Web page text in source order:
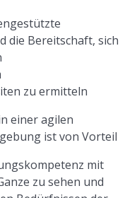
die Bereitschaft, sich
zu ermitteln
einer agilen
ist von Vorteil
mit
zu sehen und